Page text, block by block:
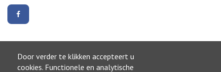
Door verder te klikken accepteert u
cookies. Functionele en analytische
ons
Naar boven